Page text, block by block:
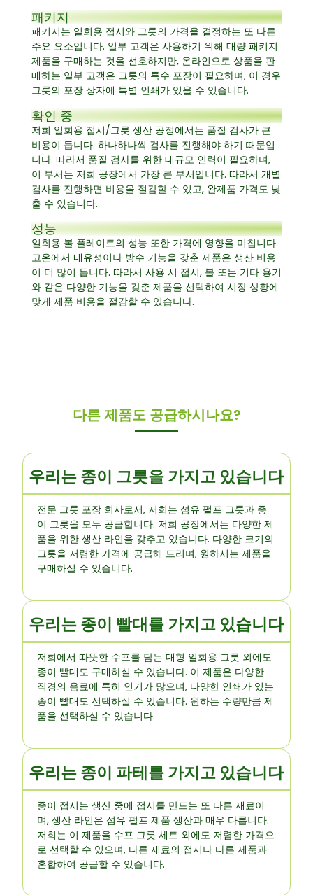
패키지
패키지는 일회용 접시와 그릇의 가격을 결정하는 또 다른
주요 요소입니다. 일부 고객은 사용하기 위해 대량 패키지
제품을 구매하는 것을 선호하지만, 온라인으로 상품을 판
매하는 일부 고객은 그릇의 특수 포장이 필요하며, 이 경우
그릇의 포장 상자에 특별 인쇄가 있을 수 있습니다.
확인 중
저희 일회용 접시/그릇 생산 공정에서는 품질 검사가 큰
비용이 듭니다. 하나하나씩 검사를 진행해야 하기 때문입
니다. 따라서 품질 검사를 위한 대규모 인력이 필요하며,
이 부서는 저희 공장에서 가장 큰 부서입니다. 따라서 개별
검사를 진행하면 비용을 절감할 수 있고, 완제품 가격도 낮
출 수 있습니다.
성능
일회용 볼 플레이트의 성능 또한 가격에 영향을 미칩니다.
고온에서 내유성이나 방수 기능을 갖춘 제품은 생산 비용
이 더 많이 듭니다. 따라서 사용 시 접시, 볼 또는 기타 용기
와 같은 다양한 기능을 갖춘 제품을 선택하여 시장 상황에
맞게 제품 비용을 절감할 수 있습니다.
다른 제품도 공급하시나요?
우리는 종이 그릇을 가지고 있습니다
전문 그릇 포장 회사로서, 저희는 섬유 펄프 그릇과 종
이 그릇을 모두 공급합니다. 저희 공장에서는 다양한 제
품을 위한 생산 라인을 갖추고 있습니다. 다양한 크기의
그릇을 저렴한 가격에 공급해 드리며, 원하시는 제품을
구매하실 수 있습니다.
우리는 종이 빨대를 가지고 있습니다
저희에서 따뜻한 수프를 담는 대형 일회용 그릇 외에도
종이 빨대도 구매하실 수 있습니다. 이 제품은 다양한
직경의 음료에 특히 인기가 많으며, 다양한 인쇄가 있는
종이 빨대도 선택하실 수 있습니다. 원하는 수량만큼 제
품을 선택하실 수 있습니다.
우리는 종이 파테를 가지고 있습니다
종이 접시는 생산 중에 접시를 만드는 또 다른 재료이
며, 생산 라인은 섬유 펄프 제품 생산과 매우 다릅니다.
저희는 이 제품을 수프 그릇 세트 외에도 저렴한 가격으
로 선택할 수 있으며, 다른 재료의 접시나 다른 제품과
혼합하여 공급할 수 있습니다.